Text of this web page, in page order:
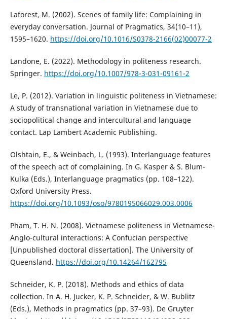
Laforest, M. (2002). Scenes of family life: Complaining in
everyday conversation. Journal of Pragmatics, 34(10–11),
1595–1620. https://doi.org/10.1016/S0378-2166(02)00077-2
Landone, E. (2022). Methodology in politeness research.
Springer. https://doi.org/10.1007/978-3-031-09161-2
Le, P. (2012). Variation in linguistic politeness in Vietnamese:
A study of transnational variation in Vietnamese due to
sociopolitical change and intercultural and language
contact. Lap Lambert Academic Publishing.
Olshtain, E., & Weinbach, L. (1993). Interlanguage features
of the speech act of complaining. In G. Kasper & S. Blum-
Kulka (Eds.), Interlanguage pragmatics (pp. 108–122).
Oxford University Press.
https://doi.org/10.1093/oso/9780195066029.003.0006
Pham, T. H. N. (2008). Vietnamese politeness in Vietnamese-
Anglo-cultural interactions: A Confucian perspective
[Unpublished doctoral dissertation]. The University of
Queensland. https://doi.org/10.14264/162795
Schneider, K. P. (2018). Methods and ethics of data
collection. In A. H. Jucker, K. P. Schneider, & W. Bublitz
(Eds.), Methods in pragmatics (pp. 37–93). De Gruyter